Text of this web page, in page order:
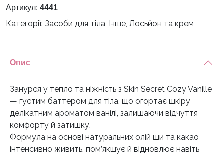
Cozy
Secret
Артикул: 4441
Категорії: Засоби для тіла, Інше, Лосьйон та крем
Опис
Занурся у тепло та ніжність з Skin Secret Cozy Vanille
— густим баттером для тіла, що огортає шкіру
делікатним ароматом ванілі, залишаючи відчуття
комфорту й затишку.
Формула на основі натуральних олій ши та какао
інтенсивно живить, пом’якшує й відновлює навіть